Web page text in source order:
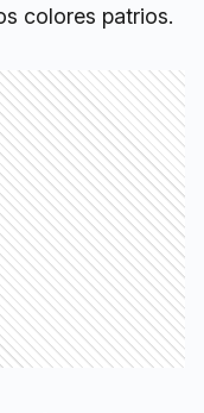
colores patrios.